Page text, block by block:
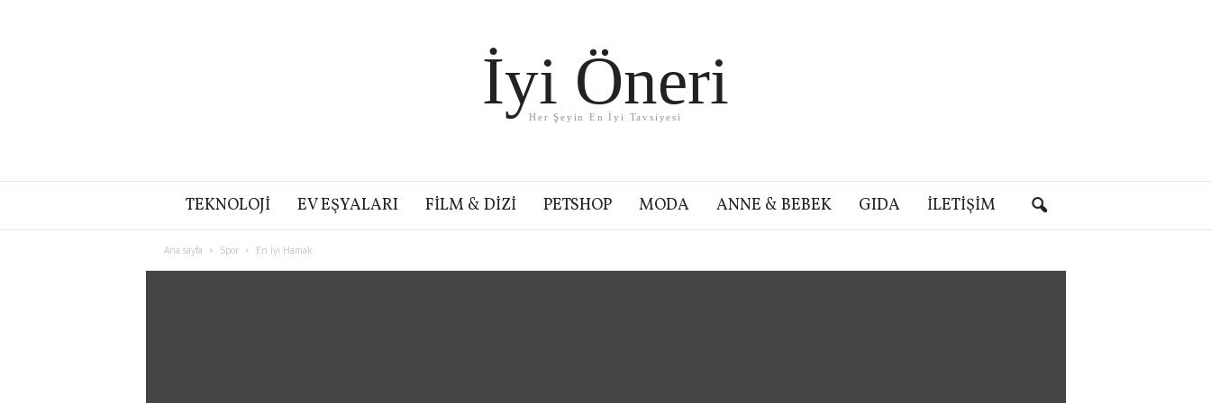
İyi Öneri
Her Şeyin En İyi Tavsiyesi
TEKNOLOJI EV EŞYALARI FILM & DIZI PETSHOP MODA ANNE & BEBEK GIDA İLETIŞIM
Ana sayfa Spor En İyi Hamak